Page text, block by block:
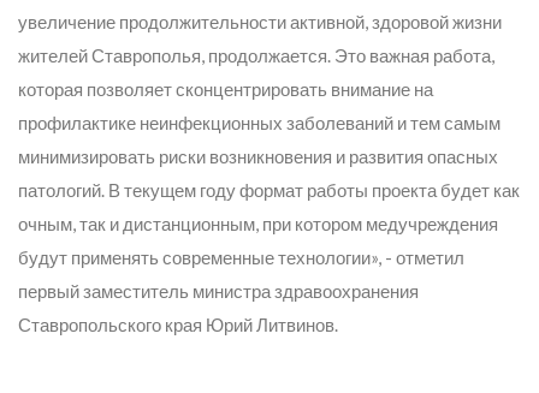
увеличение продолжительности активной, здоровой жизни
жителей Ставрополья, продолжается. Это важная работа,
которая позволяет сконцентрировать внимание на
профилактике неинфекционных заболеваний и тем самым
минимизировать риски возникновения и развития опасных
патологий. В текущем году формат работы проекта будет как
очным, так и дистанционным, при котором медучреждения
будут применять современные технологии», - отметил
первый заместитель министра здравоохранения
Ставропольского края Юрий Литвинов.